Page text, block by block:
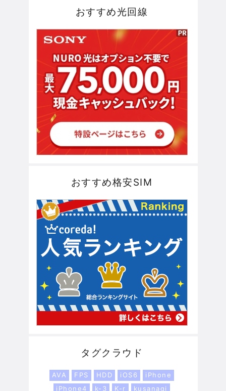
おすすめ光回線
おすすめ格安SIM
タグクラウド
AVA FPS HDD iOS6
iPhone
iPhone4
k-3 K-r
kusanagi